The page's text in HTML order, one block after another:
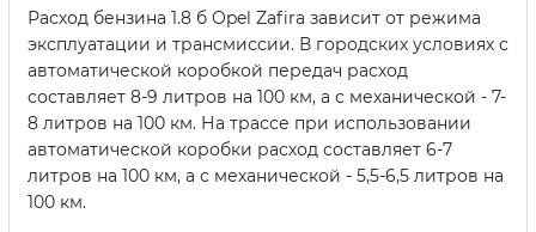
Расход бензина 1.8 б Opel Zafira зависит от режима
эксплуатации и трансмиссии. В городских условиях с
автоматической коробкой передач расход
составляет 8-9 литров на 100 км, а с механической - 7-
8 литров на 100 км. На трассе при использовании
автоматической коробки расход составляет 6-7
литров на 100 км, а с механической - 5,5-6,5 литров на
100 км.